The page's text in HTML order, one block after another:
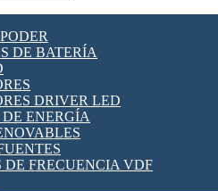
DE CABLE
IOT
DE BATERÍA
DRIVER LED
ENERGÍA
FRECUENCIA VDF